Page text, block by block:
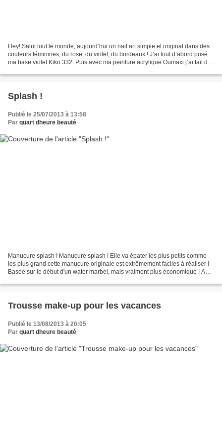
Hey! Salut tout le monde, aujourd’hui un nail art simple et original dans des
couleurs féminines, du rose, du violet, du bordeaux ! J’ai tout d’abord posé
ma base violet Kiko 332. Puis avec ma peinture acrylique Oumaxi j’ai fait des
Splash !
Publié le 25/07/2013 à 13:58
Par quart dheure beauté
Manucure splash ! Manucure splash ! Elle va épater les plus petits comme
les plus grand cette manucure originale est extrêmement faciles à réaliser !
Basée sur le début d'un water marbel, mais vraiment plus économique ! Au
Trousse make-up pour les vacances
Publié le 13/08/2013 à 20:05
Par quart dheure beauté